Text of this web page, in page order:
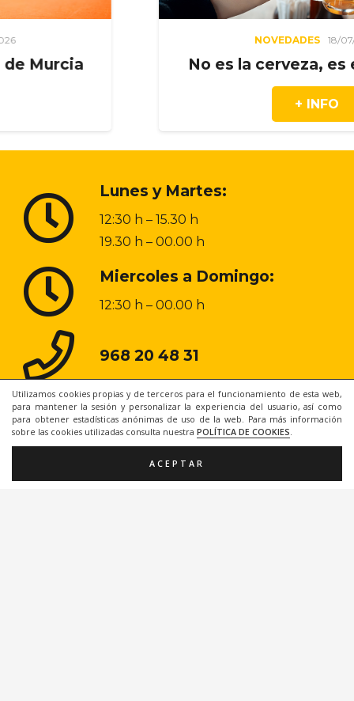
Utilizamos cookies propias y de terceros para el funcionamiento de esta web,
para mantener la sesión y personalizar la experiencia del usuario, así como
para obtener estadísticas anónimas de uso de la web. Para más información
sobre las cookies utilizadas consulta nuestra POLÍTICA DE COOKIES.
ACEPTAR
18/07/2026
No es la cerveza, es el
Lunes y Martes:
12:30 h – 15.30 h
19.30 h – 00.00 h
Miercoles a Domingo:
12:30 h – 00.00 h
968 20 48 31